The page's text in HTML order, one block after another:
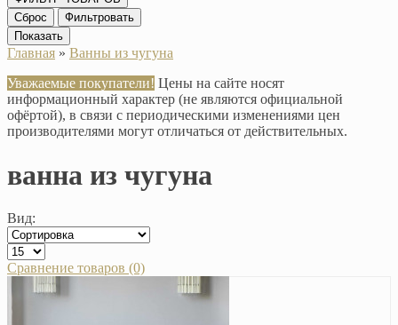
Сброс
Фильтровать
Показать
Главная » Ванны из чугуна
Уважаемые покупатели! Цены на сайте носят
информационный характер (не являются официальной
офёртой), в связи с периодическими изменениями цен
производителями могут отличаться от действительных.
ванна из чугуна
Вид:
Сравнение товаров (0)